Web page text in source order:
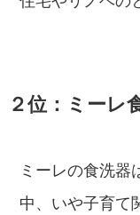
２位：ミーレ
ミーレの食洗器
中、いや子育て